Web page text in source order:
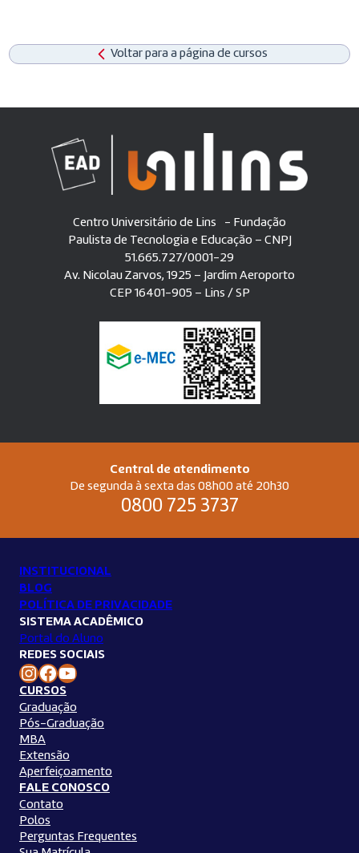
Voltar para a página de cursos
Centro Universitário de Lins - Fundação
Paulista de Tecnologia e Educação – CNPJ
51.665.727/0001-29
Av. Nicolau Zarvos, 1925 – Jardim Aeroporto
CEP 16401-905 – Lins / SP
Central de atendimento
De segunda à sexta das 08h00 até 20h30
0800 725 3737
INSTITUCIONAL
BLOG
POLÍTICA DE PRIVACIDADE
SISTEMA ACADÊMICO
Portal do Aluno
REDES SOCIAIS
Instagram Unilins Facebook Unilins Youtube Unilins
CURSOS
Graduação
Pós-Graduação
MBA
Extensão
Aperfeiçoamento
FALE CONOSCO
Contato
Polos
Perguntas Frequentes